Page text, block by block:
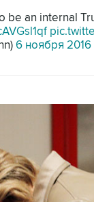
be an internal
6 ноября 2016